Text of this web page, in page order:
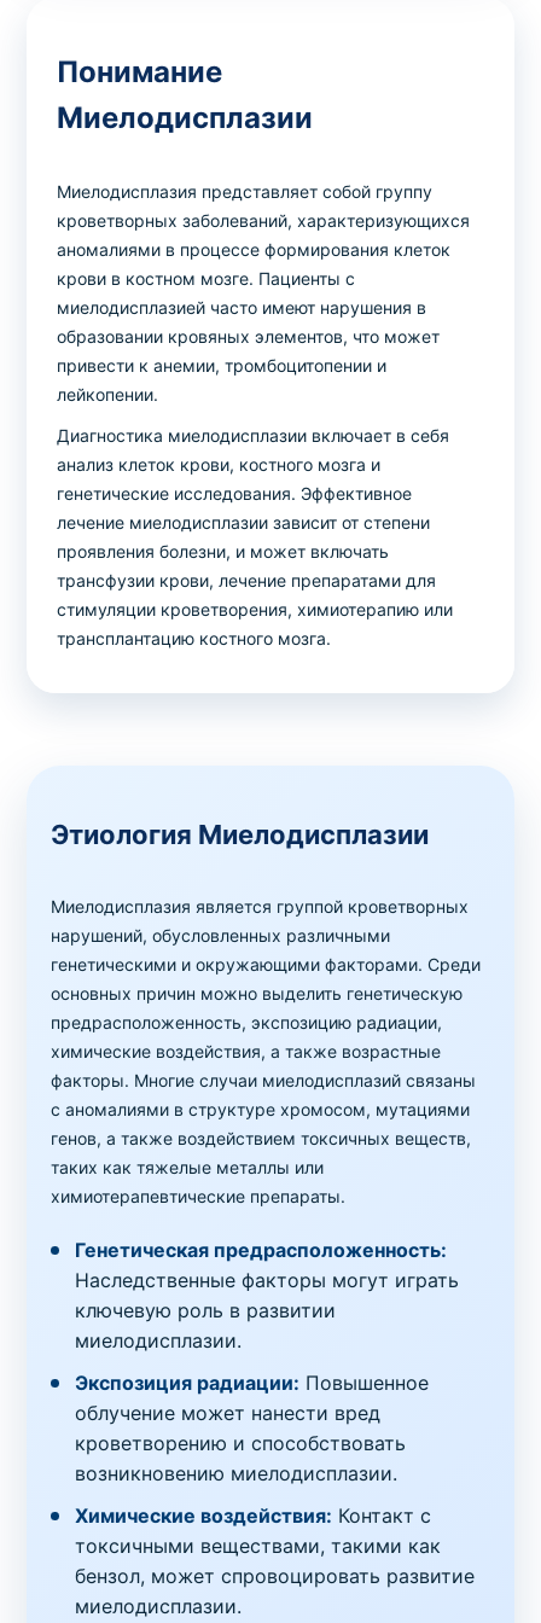
Понимание
Миелодисплазии
Миелодисплазия представляет собой группу
кроветворных заболеваний, характеризующихся
аномалиями в процессе формирования клеток
крови в костном мозге. Пациенты с
миелодисплазией часто имеют нарушения в
образовании кровяных элементов, что может
привести к анемии, тромбоцитопении и
лейкопении.
Диагностика миелодисплазии включает в себя
анализ клеток крови, костного мозга и
генетические исследования. Эффективное
лечение миелодисплазии зависит от степени
проявления болезни, и может включать
трансфузии крови, лечение препаратами для
стимуляции кроветворения, химиотерапию или
трансплантацию костного мозга.
Этиология Миелодисплазии
Миелодисплазия является группой кроветворных
нарушений, обусловленных различными
генетическими и окружающими факторами. Среди
основных причин можно выделить генетическую
предрасположенность, экспозицию радиации,
химические воздействия, а также возрастные
факторы. Многие случаи миелодисплазий связаны
с аномалиями в структуре хромосом, мутациями
генов, а также воздействием токсичных веществ,
таких как тяжелые металлы или
химиотерапевтические препараты.
Генетическая предрасположенность:
Наследственные факторы могут играть
ключевую роль в развитии
миелодисплазии.
Экспозиция радиации: Повышенное
облучение может нанести вред
кроветворению и способствовать
возникновению миелодисплазии.
Химические воздействия: Контакт с
токсичными веществами, такими как
бензол, может спровоцировать развитие
миелодисплазии.